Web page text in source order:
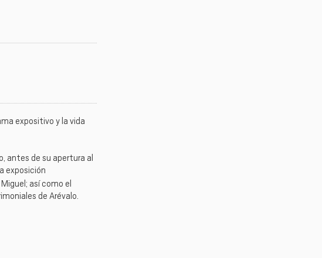
expositivo y la vida
antes de su apertura al
exposición
así como el
de Arévalo.